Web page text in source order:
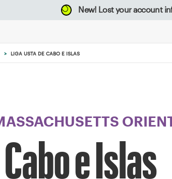
New! Lost your account
> LIGA USTA DE CABO E ISLAS
Cabo e Islas